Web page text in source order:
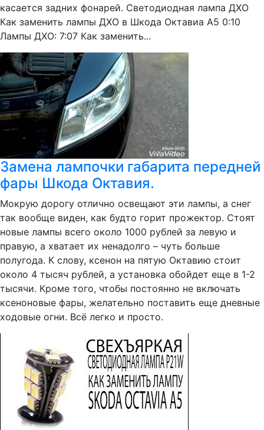
касается задних фонарей. Светодиодная лампа ДХО
Как заменить лампы ДХО в Шкода Октавиа А5 0:10
Лампы ДХО: 7:07 Как заменить...
Замена лампочки габарита передней
фары Шкода Октавия.
Мокрую дорогу отлично освещают эти лампы, а снег
так вообще виден, как будто горит прожектор. Стоят
новые лампы всего около 1000 рублей за левую и
правую, а хватает их ненадолго – чуть больше
полугода. К слову, ксенон на пятую Октавию стоит
около 4 тысяч рублей, а установка обойдет еще в 1-2
тысячи. Кроме того, чтобы постоянно не включать
ксеноновые фары, желательно поставить еще дневные
ходовые огни. Всё легко и просто.